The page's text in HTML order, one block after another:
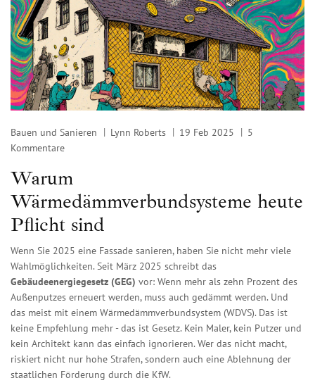
Bauen und Sanieren Lynn Roberts 19 Feb 2025
5
Kommentare
Warum
Wärmedämmverbundsysteme heute
Pflicht sind
Wenn Sie 2025 eine Fassade sanieren, haben Sie nicht mehr viele
Wahlmöglichkeiten. Seit März 2025 schreibt das
Gebäudeenergiegesetz (GEG) vor: Wenn mehr als zehn Prozent des
Außenputzes erneuert werden, muss auch gedämmt werden. Und
das meist mit einem Wärmedämmverbundsystem (WDVS). Das ist
keine Empfehlung mehr - das ist Gesetz. Kein Maler, kein Putzer und
kein Architekt kann das einfach ignorieren. Wer das nicht macht,
riskiert nicht nur hohe Strafen, sondern auch eine Ablehnung der
staatlichen Förderung durch die KfW.